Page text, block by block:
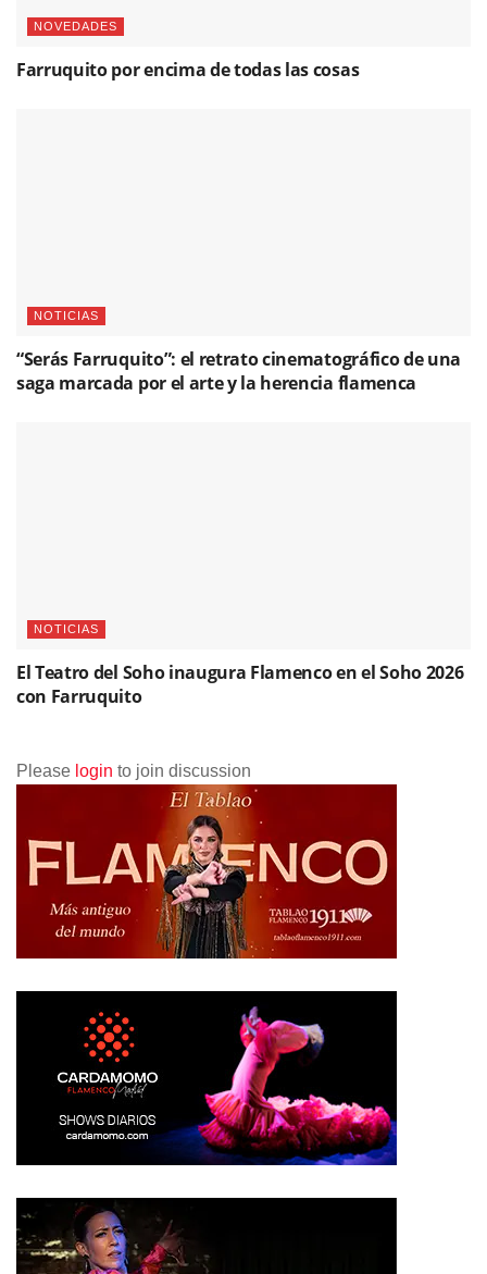
NOVEDADES
Farruquito por encima de todas las cosas
NOTICIAS
“Serás Farruquito”: el retrato cinematográfico de una
saga marcada por el arte y la herencia flamenca
NOTICIAS
El Teatro del Soho inaugura Flamenco en el Soho 2026
con Farruquito
Please login to join discussion